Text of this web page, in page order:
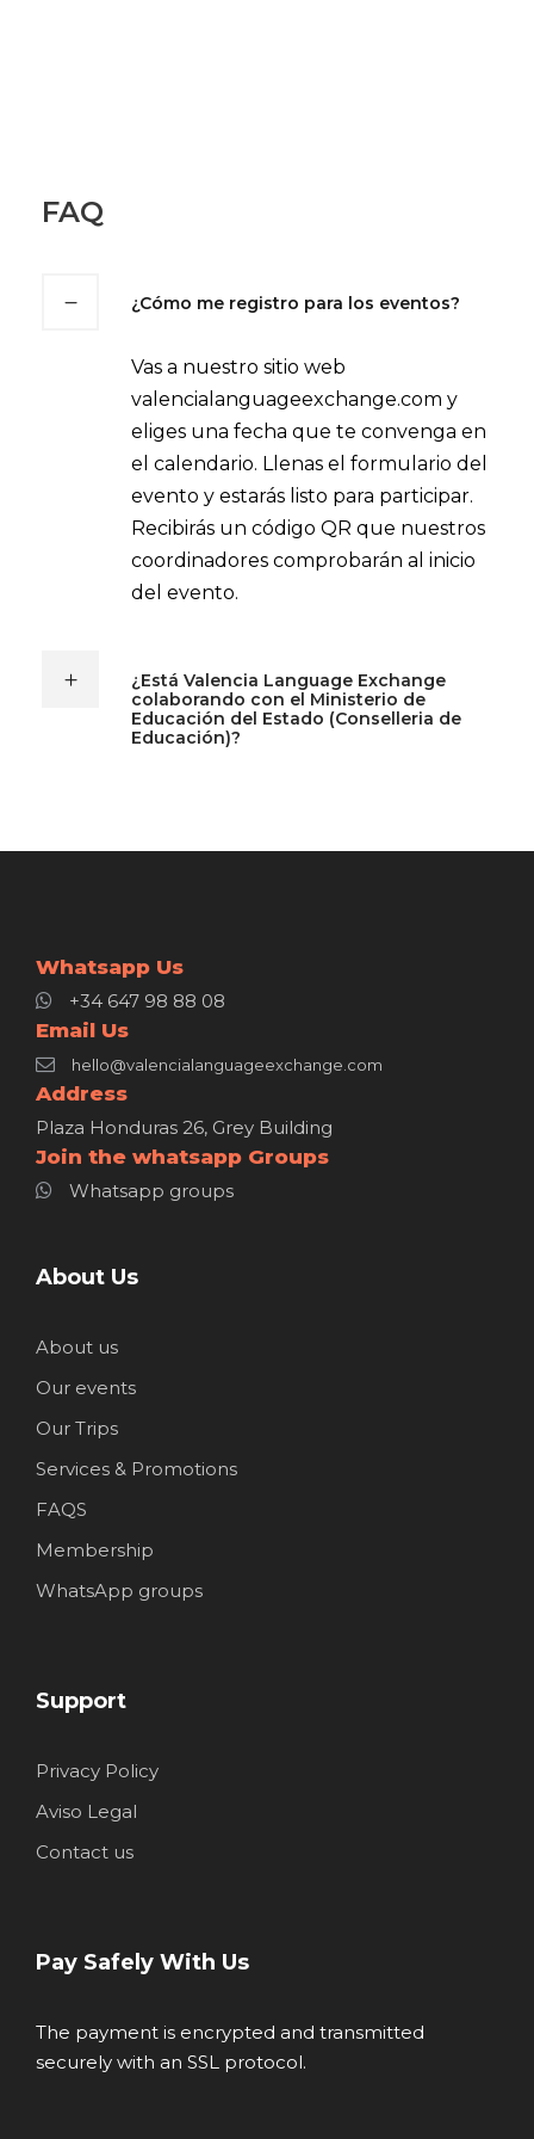
FAQ
¿Cómo me registro para los eventos?
Vas a nuestro sitio web
valencialanguageexchange.com y
eliges una fecha que te convenga en
el calendario. Llenas el formulario del
evento y estarás listo para participar.
Recibirás un código QR que nuestros
coordinadores comprobarán al inicio
del evento.
¿Está Valencia Language Exchange
colaborando con el Ministerio de
Educación del Estado (Conselleria de
Educación)?
Whatsapp Us
+34 647 98 88 08
Email Us
hello@valencialanguageexchange.com
Address
Plaza Honduras 26, Grey Building
Join the whatsapp Groups
Whatsapp groups
About Us
About us
Our events
Our Trips
Services & Promotions
FAQS
Membership
WhatsApp groups
Support
Privacy Policy
Aviso Legal
Contact us
Pay Safely With Us
The payment is encrypted and transmitted
securely with an SSL protocol.